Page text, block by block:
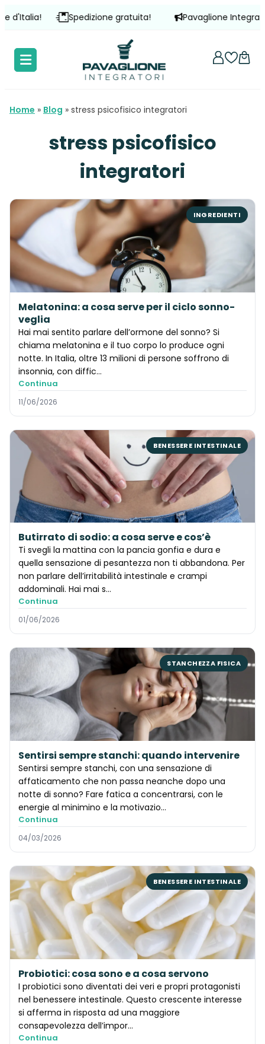
Vai
Spedizione gratuita! Pavaglione Integratori è
Home » Blog » stress psicofisico integratori
stress psicofisico
integratori
INGREDIENTI
Melatonina: a cosa serve per il ciclo sonno-
veglia
Hai mai sentito parlare dell’ormone del sonno? Si
chiama melatonina e il tuo corpo lo produce ogni
notte. In Italia, oltre 13 milioni di persone soffrono di
insonnia, con diffic…
Continua
11/06/2026
BENESSERE INTESTINALE
Butirrato di sodio: a cosa serve e cos’è
Ti svegli la mattina con la pancia gonfia e dura e
quella sensazione di pesantezza non ti abbandona. Per
non parlare dell’irritabilità intestinale e crampi
addominali. Hai mai s…
Continua
01/06/2026
STANCHEZZA FISICA
Sentirsi sempre stanchi: quando intervenire
Sentirsi sempre stanchi, con una sensazione di
affaticamento che non passa neanche dopo una
notte di sonno? Fare fatica a concentrarsi, con le
energie al minimino e la motivazio…
Continua
04/03/2026
BENESSERE INTESTINALE
Probiotici: cosa sono e a cosa servono
I probiotici sono diventati dei veri e propri protagonisti
nel benessere intestinale. Questo crescente interesse
si afferma in risposta ad una maggiore
consapevolezza dell’impor…
Continua